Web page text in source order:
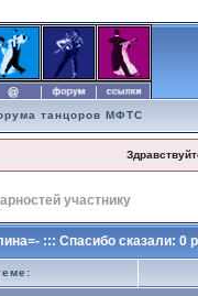
танцоров МФТС
участнику
::: Спасибо сказали: 0